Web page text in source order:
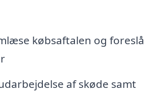
købsaftalen og foreslå
af skøde samt